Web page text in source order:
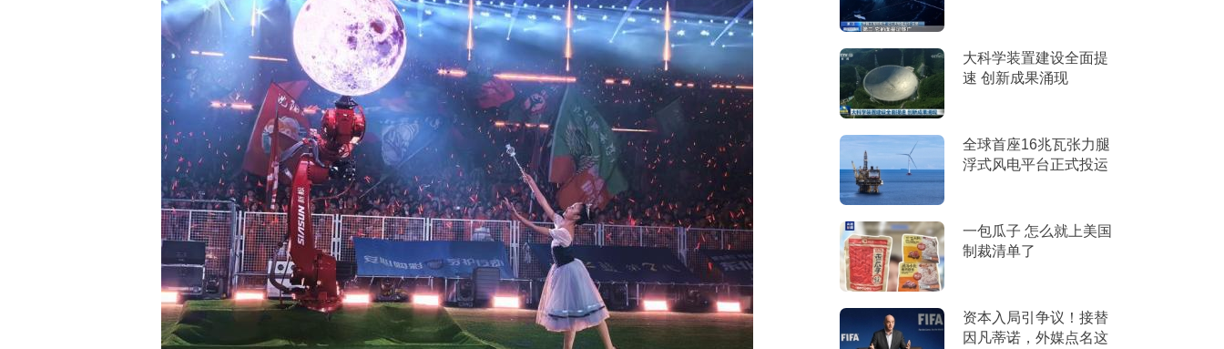
大科学装置建设全面提
速 创新成果涌现
全球首座16兆瓦张力腿
浮式风电平台正式投运
一包瓜子 怎么就上美国
制裁清单了
资本入局引争议！接替
因凡蒂诺，外媒点名这